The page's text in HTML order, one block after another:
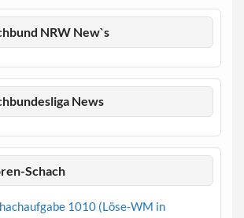
NRW New`s
News
Schach
1010 (Löse-WM in